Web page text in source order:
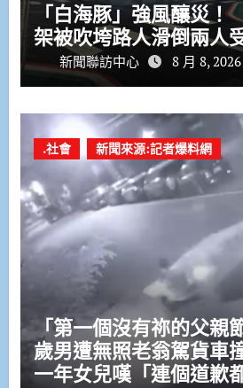
「白海豚」強風釀災
架被吹垮路人滑倒兩人
新聞聯訪中心 8 月 8, 2026
.社會 新聞來源:記者爆料網
「第一個沒有祢的父親
歲男遭無照老翁駕貨
一年女兒嘆「連個道歉